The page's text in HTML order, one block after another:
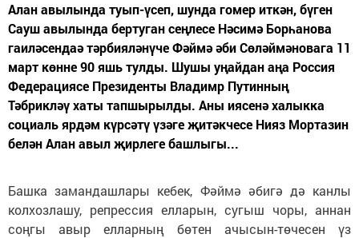
Алан авылында туып-үсеп, шунда гомер иткән, бүген
Сауш авылында бертуган сеңлесе Нәсимә Борһанова
гаиләсендaә тәрбияләнүче Фәймә әби Сөләймәновага 11
март көнне 90 яшь тулды. Шушы уңайдан аңа Россия
Федерациясе Президенты Владимр Путинның
Тәбрикләү хаты тапшырылды. Аны иясенә халыкка
социаль ярдәм күрсәтү үзәге җитәкчесе Нияз Мортазин
белән Алан авыл җирлеге башлыгы...
Башка замандашлары кебек, Фәймә әбигә дә канлы
колхозлашу, репрессия елларын, сугыш чоры, аннан
соңгы авыр елларның бөтен ачысын-төчесен үз